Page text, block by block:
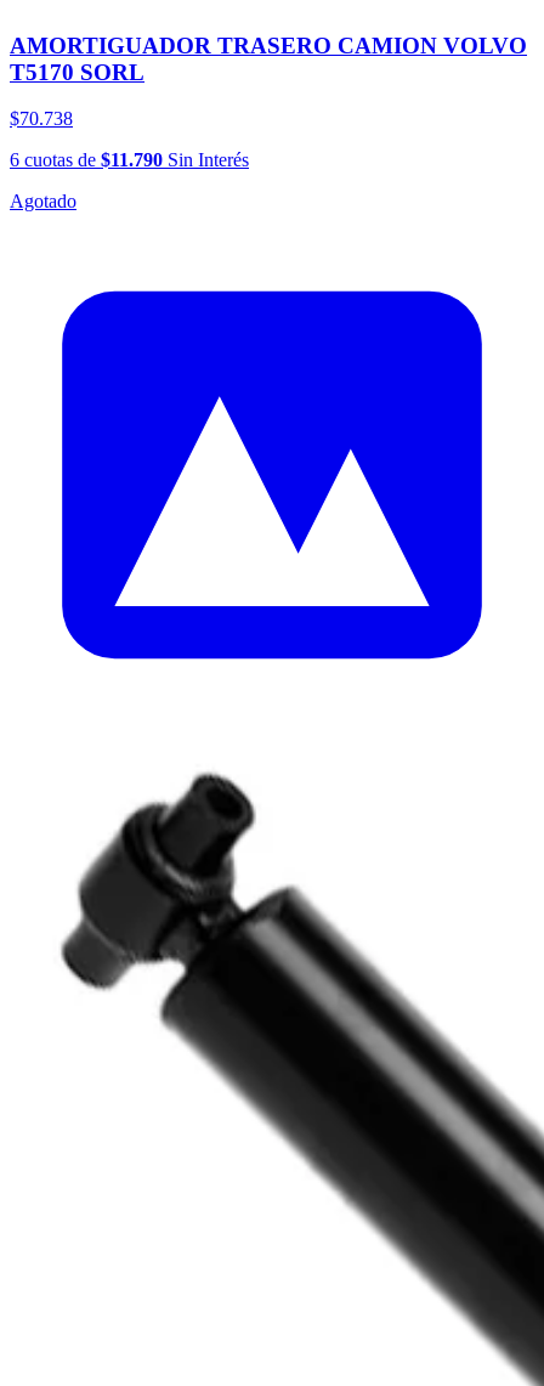
AMORTIGUADOR TRASERO CAMION VOLVO
T5170 SORL
$70.738
6 cuotas de $11.790 Sin Interés
Agotado